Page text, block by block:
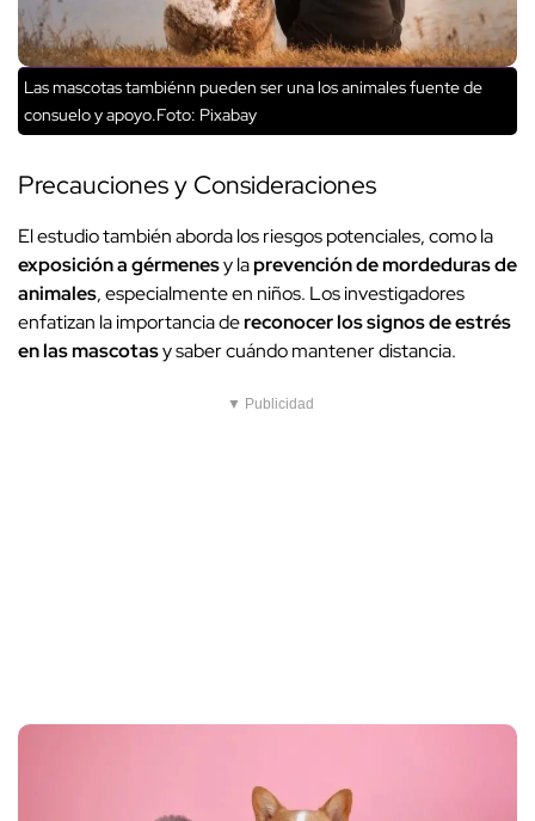
Las mascotas tambiénn pueden ser una los animales fuente de
consuelo y apoyo.Foto: Pixabay
Precauciones y Consideraciones
El estudio también aborda los riesgos potenciales, como la
exposición a gérmenesy laprevención de mordeduras de
animales, especialmente en niños. Los investigadores
enfatizan la importancia dereconocer los signos de estrés
en las mascotasy saber cuándo mantener distancia.
▼ Publicidad